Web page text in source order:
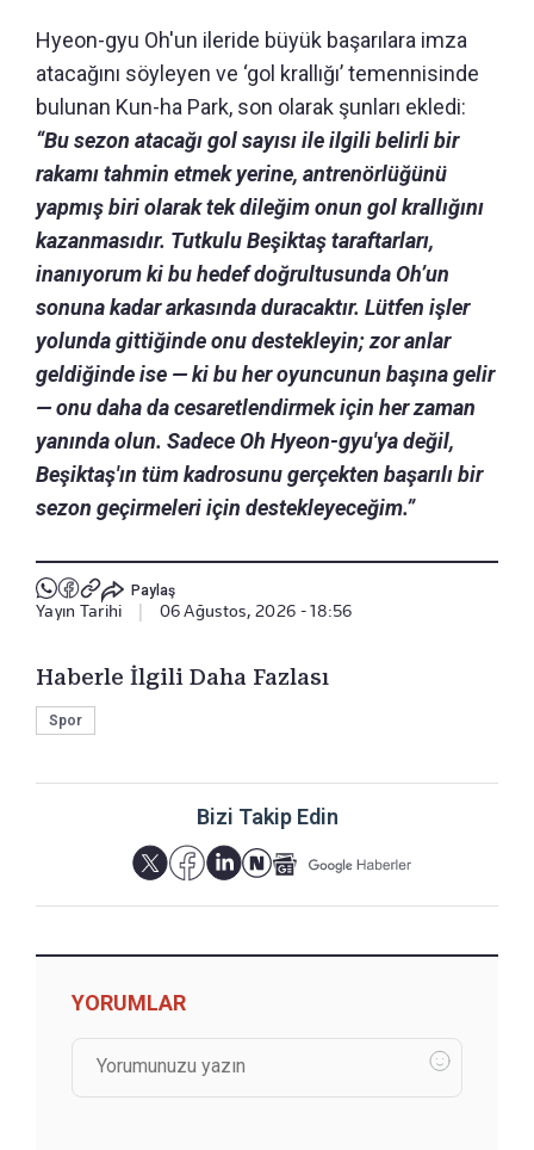
Hyeon-gyu Oh'un ileride büyük başarılara imza
atacağını söyleyen ve ‘gol krallığı’ temennisinde
bulunan Kun-ha Park, son olarak şunları ekledi:
“Bu sezon atacağı gol sayısı ile ilgili belirli bir
rakamı tahmin etmek yerine, antrenörlüğünü
yapmış biri olarak tek dileğim onun gol krallığını
kazanmasıdır. Tutkulu Beşiktaş taraftarları,
inanıyorum ki bu hedef doğrultusunda Oh’un
sonuna kadar arkasında duracaktır. Lütfen işler
yolunda gittiğinde onu destekleyin; zor anlar
geldiğinde ise — ki bu her oyuncunun başına gelir
— onu daha da cesaretlendirmek için her zaman
yanında olun. Sadece Oh Hyeon-gyu'ya değil,
Beşiktaş'ın tüm kadrosunu gerçekten başarılı bir
sezon geçirmeleri için destekleyeceğim.”
Paylaş
Yayın Tarihi 06 Ağustos, 2026 - 18:56
Haberle İlgili Daha Fazlası
Spor
Bizi Takip Edin
YORUMLAR